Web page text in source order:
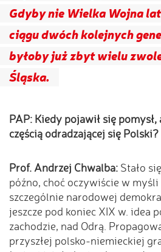
Gdyby nie Wielka Wojna
ciągu dwóch kolejnych
byłoby już zbyt wielu
Śląska.
PAP: Kiedy pojawił się pomysł,
częścią odradzającej się Polski?
Prof. Andrzej Chwalba: Stało
późno, choć oczywiście w
szczególnie narodowej
jeszcze pod koniec XIX w. idea
zachodzie, nad Odrą.
przyszłej polsko-niemieckiej